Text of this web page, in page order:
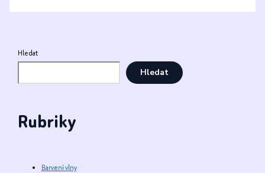
příze
z
mém
Hledat
Hledat
Rubriky
Barvení vlny